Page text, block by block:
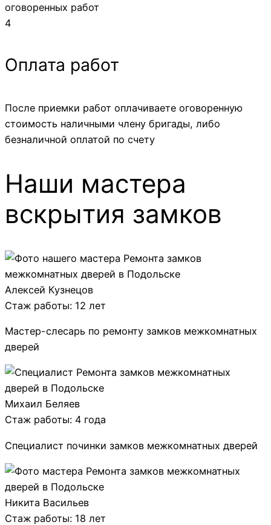
оговоренных работ
4
Оплата работ
После приемки работ оплачиваете оговоренную
стоимость наличными члену бригады, либо
безналичной оплатой по счету
Наши мастера
вскрытия замков
Алексей Кузнецов
Стаж работы: 12 лет
Мастер-слесарь по ремонту замков межкомнатных
дверей
Михаил Беляев
Стаж работы: 4 года
Специалист починки замков межкомнатных дверей
Никита Васильев
Стаж работы: 18 лет